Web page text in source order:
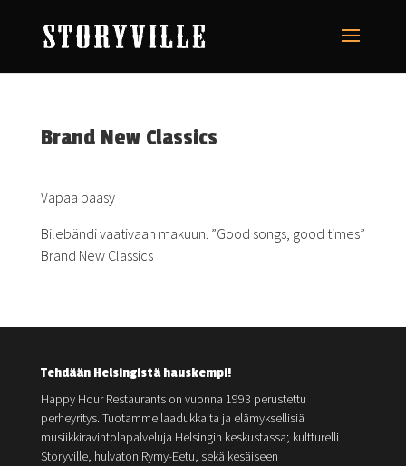
Brand New Classics
Vapaa pääsy
Bilebändi vaativaan makuun. ”Good songs, good times”
Brand New Classics
Tehdään Helsingistä hauskempi!
Happy Hour Restaurants on vuonna 1993 perustettu
perheyritys. Tuotamme laadukkaita ja elämyksellisiä
musiikkiravintolapalveluja Helsingin keskustassa; kultturelli
Storyville, hulvaton Rymy-Eetu, sekä kesäiseen